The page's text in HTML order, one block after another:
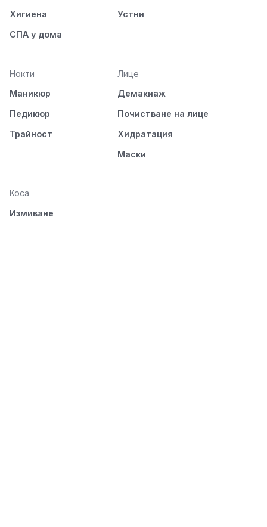
Хигиена
СПА у дома
Устни
Нокти
Маникюр
Педикюр
Трайност
Лице
Демакиаж
Почистване на лице
Хидратация
Маски
Коса
Измиване